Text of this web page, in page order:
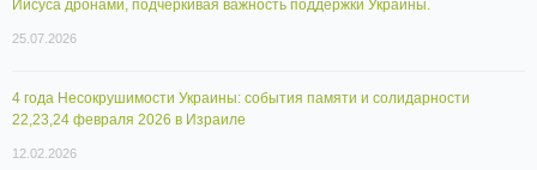
Иисуса дронами, подчеркивая важность поддержки Украины.
25.07.2026
4 года Несокрушимости Украины: события памяти и солидарности
22,23,24 февраля 2026 в Израиле
12.02.2026